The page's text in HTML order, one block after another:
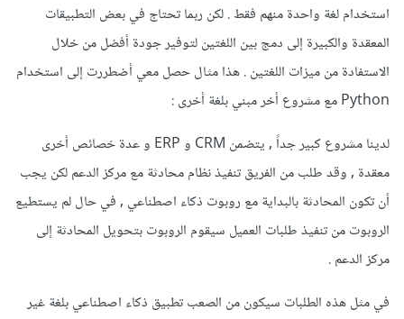
استخدام لغة واحدة منهم فقط . لكن ربما تحتاج في بعض التطبيقات
المعقدة والكبيرة إلى دمج بين اللغتين لتوفير جودة أفضل من خلال
الاستفادة من ميزات اللغتين . هذا مثال حصل معي أضطررت إلى استخدام
Python مع مشروع أخر مبني بلغة أخرى :
لدينا مشروع كبير جداً , يتضمن CRM و ERP و عدة خصائص أخرى
معقدة , وقد طلب من الفريق تنفيذ نظام محادثة مع مركز الدعم لكن يجب
أن تكون المحادثة بالبداية مع روبوت ذكاء اصطناعي , في حال لم يستطيع
الروبوت من تنفيذ طلبات العميل سيقوم الروبوت بتحويل المحادثة إلى
مركز الدعم .
في مثل هذه الطلبات سيكون من الصعب تطبيق ذكاء اصطناعي بلغة غير